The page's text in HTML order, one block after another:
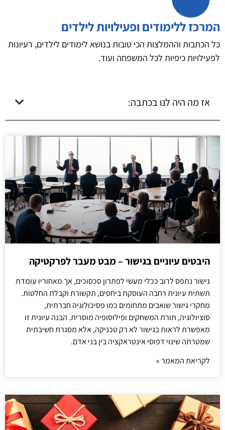
המרכז ללימודים ופעילויות לילדים
כל הכתבות וההמלצות הכי טובות בנושא לימודים לילדים, רעיונות
לפעילויות כיפיות לכל המשפחה ועוד.
אז מה היה לנו בכתבה:
היבטים עיוניים בגישור – מבט מעבר לפרקטיקה
גישור נתפס לרוב ככלי מעשי לפתרון סכסוכים, אך מאחוריו עומדת
תשתית עיונית רחבה העוסקת ביחסים, תקשורת וקבלת החלטות.
מחקרי גישור שואבים מתחומים כמו פסיכולוגיה חברתית,
סוציולוגיה, תורת המשחקים ופילוסופיה מוסרית. הבנה עיונית זו
מאפשרת לראות בגישור לא רק טכניקה, אלא מסגרת חשיבתית
שמטרתה שינוי דפוסי אינטראקציה בין בני אדם.
לקריאת המאמר »